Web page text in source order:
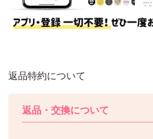
返品特約について
返品・交換について